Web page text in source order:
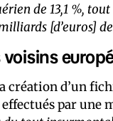
de 13,1 %,
[d’euros]
création d’un
par une